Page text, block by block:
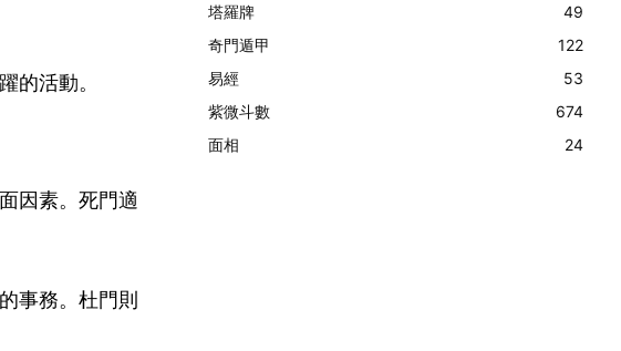
的活動。
因素。死門適
事務。杜門則
塔羅牌
49
奇門遁甲
122
易經
53
紫微斗數
674
面相
24